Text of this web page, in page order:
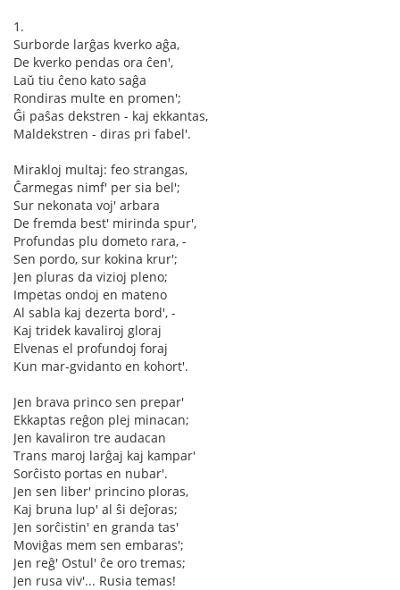
1.
Surborde larĝas kverko aĝa,
De kverko pendas ora ĉen',
Laŭ tiu ĉeno kato saĝa
Rondiras multe en promen';
Ĝi paŝas dekstren - kaj ekkantas,
Maldekstren - diras pri fabel'.
Mirakloj multaj: feo strangas,
Ĉarmegas nimf' per sia bel';
Sur nekonata voj' arbara
De fremda best' mirinda spur',
Profundas plu dometo rara, -
Sen pordo, sur kokina krur';
Jen pluras da vizioj pleno;
Impetas ondoj en mateno
Al sabla kaj dezerta bord', -
Kaj tridek kavaliroj gloraj
Elvenas el profundoj foraj
Kun mar-gvidanto en kohort'.
Jen brava princo sen prepar'
Ekkaptas reĝon plej minacan;
Jen kavaliron tre audacan
Trans maroj larĝaj kaj kampar'
Sorĉisto portas en nubar'.
Jen sen liber' princino ploras,
Kaj bruna lup' al ŝi deĵoras;
Jen sorĉistin' en granda tas'
Moviĝas mem sen embaras';
Jen reĝ' Ostul' ĉe oro tremas;
Jen rusa viv'... Rusia temas!